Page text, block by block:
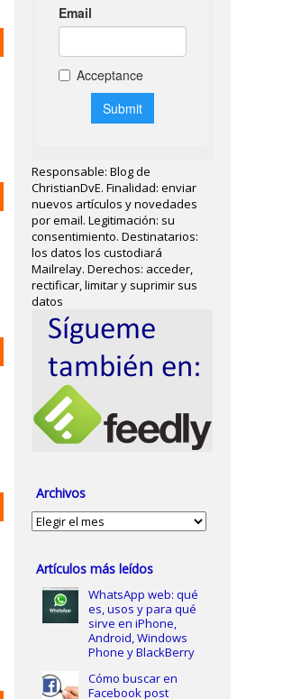
Responsable: Blog de
ChristianDvE. Finalidad: enviar
nuevos artículos y novedades
por email. Legitimación: su
consentimiento. Destinatarios:
los datos los custodiará
Mailrelay. Derechos: acceder,
rectificar, limitar y suprimir sus
datos
Archivos
Archivos
Artículos más leídos
WhatsApp web: qué
es, usos y para qué
sirve en iPhone,
Android, Windows
Phone y BlackBerry
Cómo buscar en
Facebook post